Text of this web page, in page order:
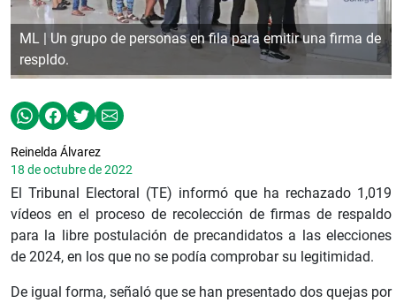
ML | Un grupo de personas en fila para emitir una firma de
respldo.
Reinelda Álvarez
18 de octubre de 2022
El Tribunal Electoral (TE) informó que ha rechazado 1,019
vídeos en el proceso de recolección de firmas de respaldo
para la libre postulación de precandidatos a las elecciones
de 2024, en los que no se podía comprobar su legitimidad.
De igual forma, señaló que se han presentado dos quejas por